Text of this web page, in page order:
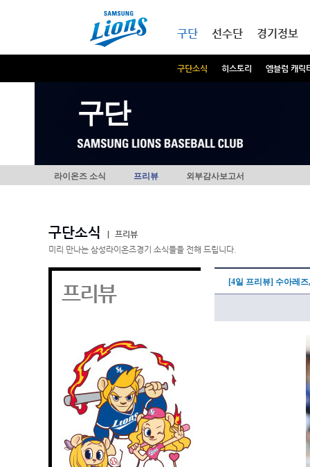
구단
구단소식 히스토리 엠블럼 캐릭
선수단 경기정보
구단
라이온즈 소식 프리뷰 외부감사보고서
구단소식
프리뷰
미리 만나는 삼성라이온즈경기 소식들을 전해 드립니다.
프리뷰 [4일 프리뷰] 수아레